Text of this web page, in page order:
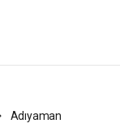
Adıyaman